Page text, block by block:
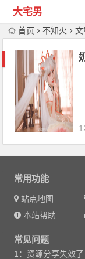
大宅男
首页 不知火 文
常用功能
站点地图
本站帮助
常见问题
1：资源分享失效了